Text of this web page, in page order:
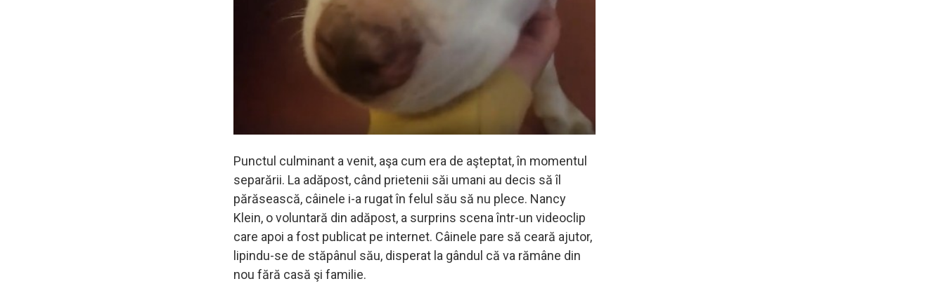
Punctul culminant a venit, aşa cum era de aşteptat, în momentul
separării. La adăpost, când prietenii săi umani au decis să îl
părăsească, câinele i-a rugat în felul său să nu plece. Nancy
Klein, o voluntară din adăpost, a surprins scena într-un videoclip
care apoi a fost publicat pe internet. Câinele pare să ceară ajutor,
lipindu-se de stăpânul său, disperat la gândul că va rămâne din
nou fără casă şi familie.